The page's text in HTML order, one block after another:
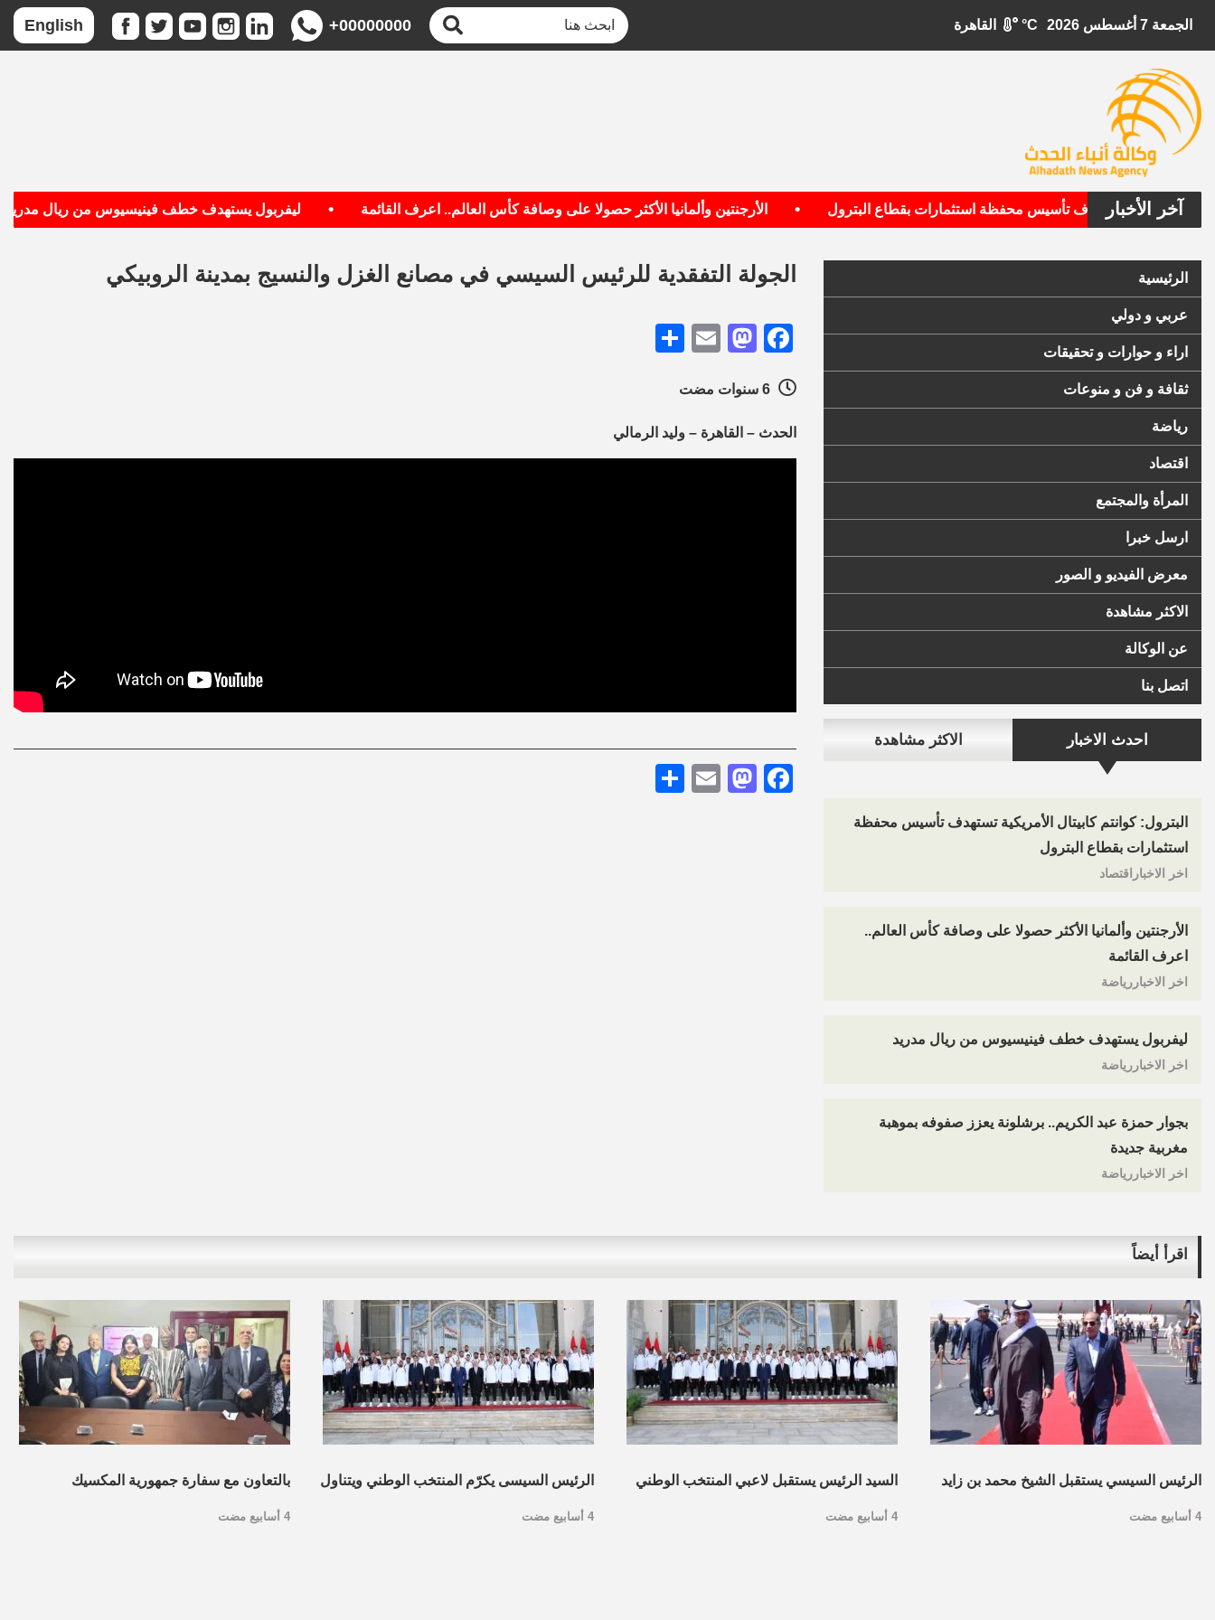
الجمعة 7 أغسطس 2026 °C
+00000000
English
آخر الأخبار
الأمريكية تستهدف تأسيس محفظة استثمارات بقطاع البترول الأرجنتين وألمانيا الأكثر حصولا على وصافة كأس العالم.. اعرف القائمة ليفربول يستهدف خطف فينيسيوس من ريال مدريد
الرئيسية
عربي و دولي
اراء و حوارات و تحقيقات
ثقافة و فن و منوعات
رياضة
اقتصاد
المرأة والمجتمع
ارسل خبرا
معرض الفيديو و الصور
الاكثر مشاهدة
عن الوكالة
اتصل بنا
احدث الاخبار الاكثر مشاهدة
البترول: كوانتم كابيتال الأمريكية تستهدف تأسيس محفظة
استثمارات بقطاع البترول
اخر الاخباراقتصاد
الأرجنتين وألمانيا الأكثر حصولا على وصافة كأس العالم..
اعرف القائمة
اخر الاخباررياضة
ليفربول يستهدف خطف فينيسيوس من ريال مدريد
اخر الاخباررياضة
بجوار حمزة عبد الكريم.. برشلونة يعزز صفوفه بموهبة
مغربية جديدة
اخر الاخباررياضة
الجولة التفقدية للرئيس السيسي في مصانع الغزل والنسيج بمدينة الروبيكي
Facebook
Mastodon
Email
الحدث – القاهرة – وليد الرمالي
Facebook
Mastodon
Email
اقرأ أيضاً
الرئيس السيسي يستقبل الشيخ محمد بن زايد
4 أسابيع مضت
السيد الرئيس يستقبل لاعبي المنتخب الوطني
4 أسابيع مضت
الرئيس السيسى يكرّم المنتخب الوطني ويتناول
4 أسابيع مضت
بالتعاون مع سفارة جمهورية المكسيك
4 أسابيع مضت